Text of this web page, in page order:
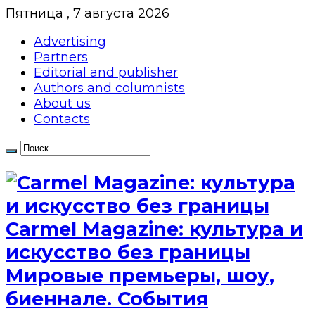
Пятница , 7 августа 2026
Advertising
Partners
Editorial and publisher
Authors and columnists
About us
Contacts
Сarmel Magazine: культура и
искусство без границы
Мировые премьеры, шоу,
биеннале. События